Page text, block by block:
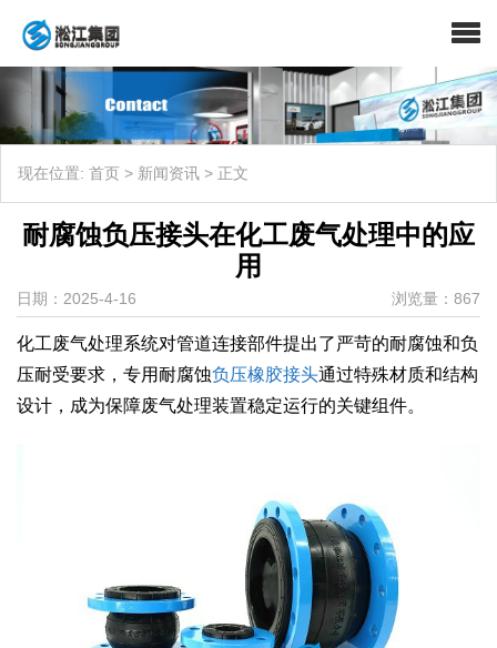
现在位置: 首页 > 新闻资讯 > 正文
耐腐蚀负压接头在化工废气处理中的应
用
日期：2025-4-16 浏览量：867
化工废气处理系统对管道连接部件提出了严苛的耐腐蚀和负
压耐受要求，专用耐腐蚀负压橡胶接头通过特殊材质和结构
设计，成为保障废气处理装置稳定运行的关键组件。